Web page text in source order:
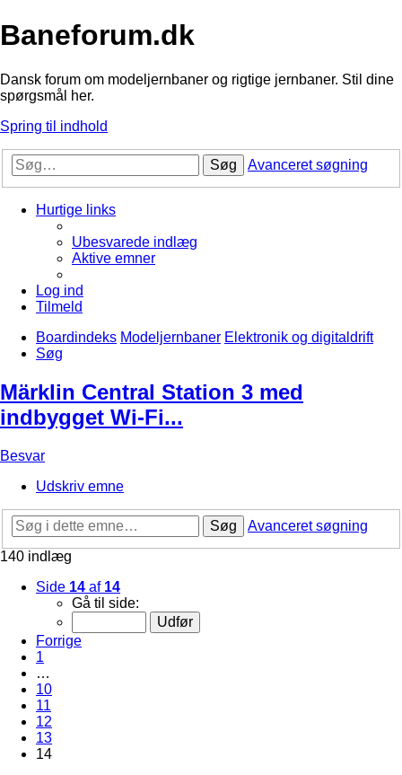
Baneforum.dk
Dansk forum om modeljernbaner og rigtige jernbaner. Stil dine
spørgsmål her.
Spring til indhold
Søg Avanceret søgning
Hurtige links
Ubesvarede indlæg
Aktive emner
Log ind
Tilmeld
Boardindeks Modeljernbaner Elektronik og digitaldrift
Søg
Märklin Central Station 3 med
indbygget Wi-Fi...
Besvar
Udskriv emne
Søg
Avanceret søgning
140 indlæg
Side 14 af 14
Gå til side:
Forrige
1
…
10
11
12
13
14